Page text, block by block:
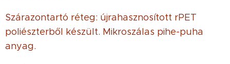
Szárazontartó réteg: újrahasznosított rPET
poliészterből készült. Mikroszálas pihe-puha
anyag.